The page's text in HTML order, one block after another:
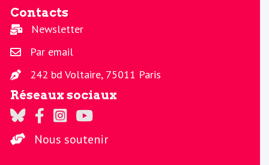
Contacts
Newsletter
Par email
242 bd Voltaire, 75011 Paris
Réseaux sociaux
Regards sur Twitter
Regards sur Facebook
Regards sur Instagram
La chaine Regards sur Youtube
Nous soutenir